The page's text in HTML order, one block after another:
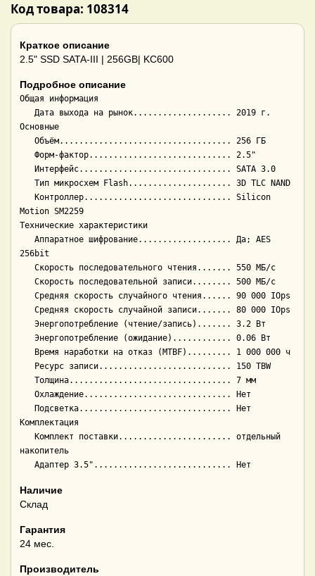
Код товара: 108314
Краткое описание
2.5" SSD SATA-III | 256GB| KC600
Подробное описание
Общая информация
Основные
Motion SM2259
Технические характеристики
256bit
Комплектация
накопитель
Наличие
Склад
Гарантия
24 мес.
Производитель